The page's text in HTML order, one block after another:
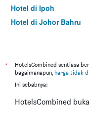
Hotel di Ipoh
Hotel di Johor Bahru
Hotel di Kuching
Hotel di Tokyo
Hotel di Bangkok
*
HotelsCombined sentiasa
bagaimanapun, harga tidak
Ini sebabnya:
HotelsCombined